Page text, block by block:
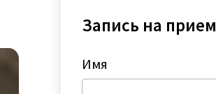
Запись на прием
Имя